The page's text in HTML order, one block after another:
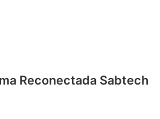
Reconectada Sabtech